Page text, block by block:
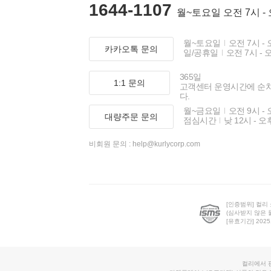
1644-1107 월~토요일 오전 7시 -
카카오톡 문의
월~토요일
오전 7시 -
일/공휴일
오전 7시 -
1:1 문의
365일
고객센터 운영시간에 순
다.
대량주문 문의
월~금요일
오전 9시 -
점심시간
낮 12시 - 오
비회원 문의 : help@kurlycorp.com
[인증범위] 컬리
(심사받지 않은
[유효기간]
컬리에서